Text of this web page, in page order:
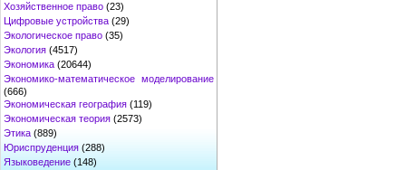
Хозяйственное право (23)
Цифровые устройства (29)
Экологическое право (35)
Экология (4517)
Экономика (20644)
Экономико-математическое моделирование
(666)
Экономическая география (119)
Экономическая теория (2573)
Этика (889)
Юриспруденция (288)
Языковедение (148)